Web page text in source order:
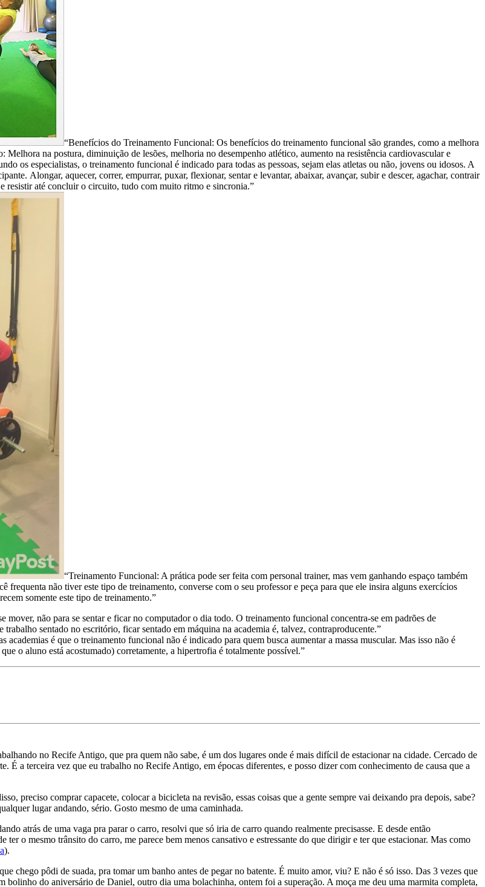
“Benefícios do Treinamento Funcional: Os benefícios do treinamento funcional são grandes, como a melhora
na postura, diminuição de lesões, melhoria no desempenho atlético, aumento na resistência cardiovascular e
os especialistas, o treinamento funcional é indicado para todas as pessoas, sejam elas atletas ou não, jovens ou idosos. A
Alongar, aquecer, correr, empurrar, puxar, flexionar, sentar e levantar, abaixar, avançar, subir e descer, agachar, contrair
resistir até concluir o circuito, tudo com muito ritmo e sincronia.”
“Treinamento Funcional: A prática pode ser feita com personal trainer, mas vem ganhando espaço também
frequenta não tiver este tipo de treinamento, converse com o seu professor e peça para que ele insira alguns exercícios
somente este tipo de treinamento.”
mover, não para se sentar e ficar no computador o dia todo. O treinamento funcional concentra-se em padrões de
sentado no escritório, ficar sentado em máquina na academia é, talvez, contraproducente.”
academias é que o treinamento funcional não é indicado para quem busca aumentar a massa muscular. Mas isso não é
o aluno está acostumado) corretamente, a hipertrofia é totalmente possível.”
no Recife Antigo, que pra quem não sabe, é um dos lugares onde é mais difícil de estacionar na cidade. Cercado de
É a terceira vez que eu trabalho no Recife Antigo, em épocas diferentes, e posso dizer com conhecimento de causa que a
preciso comprar capacete, colocar a bicicleta na revisão, essas coisas que a gente sempre vai deixando pra depois, sabe?
lugar andando, sério. Gosto mesmo de uma caminhada.
atrás de uma vaga pra parar o carro, resolvi que só iria de carro quando realmente precisasse. E desde então
o mesmo trânsito do carro, me parece bem menos cansativo e estressante do que dirigir e ter que estacionar. Mas como
).
chego pôdi de suada, pra tomar um banho antes de pegar no batente. É muito amor, viu? E não é só isso. Das 3 vezes que
bolinho do aniversário de Daniel, outro dia uma bolachinha, ontem foi a superação. A moça me deu uma marmita completa,